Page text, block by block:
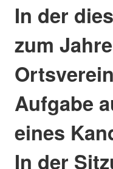
In der
zum
Aufgabe
eines
In der